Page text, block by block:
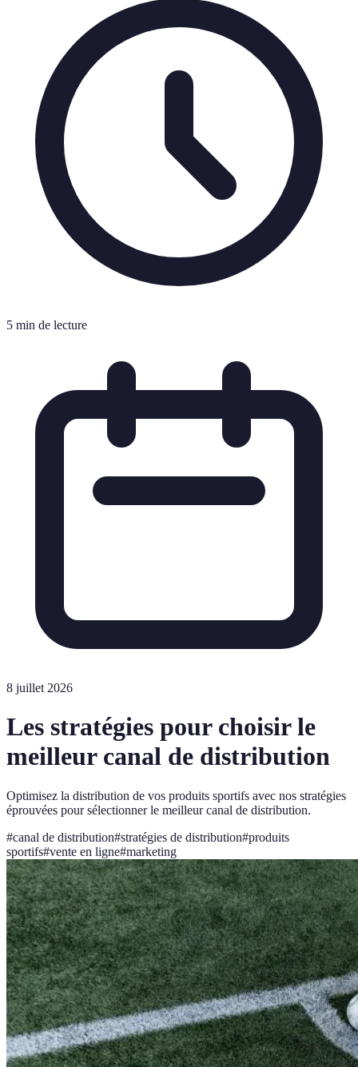
5 min de lecture
8 juillet 2026
Les stratégies pour choisir le
meilleur canal de distribution
Optimisez la distribution de vos produits sportifs avec nos stratégies
éprouvées pour sélectionner le meilleur canal de distribution.
#canal de distribution#stratégies de distribution#produits
sportifs#vente en ligne#marketing